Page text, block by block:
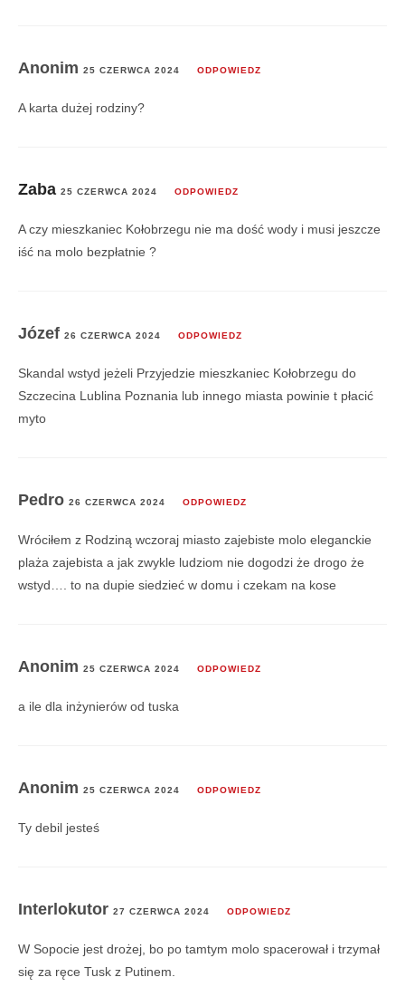
Anonim 25 CZERWCA 2024 ODPOWIEDZ
A karta dużej rodziny?
Zaba 25 CZERWCA 2024 ODPOWIEDZ
A czy mieszkaniec Kołobrzegu nie ma dość wody i musi jeszcze
iść na molo bezpłatnie ?
Józef 26 CZERWCA 2024 ODPOWIEDZ
Skandal wstyd jeżeli Przyjedzie mieszkaniec Kołobrzegu do
Szczecina Lublina Poznania lub innego miasta powinie t płacić
myto
Pedro 26 CZERWCA 2024 ODPOWIEDZ
Wróciłem z Rodziną wczoraj miasto zajebiste molo eleganckie
plaża zajebista a jak zwykle ludziom nie dogodzi że drogo że
wstyd…. to na dupie siedzieć w domu i czekam na kose
Anonim 25 CZERWCA 2024 ODPOWIEDZ
a ile dla inżynierów od tuska
Anonim 25 CZERWCA 2024 ODPOWIEDZ
Ty debil jesteś
Interlokutor 27 CZERWCA 2024 ODPOWIEDZ
W Sopocie jest drożej, bo po tamtym molo spacerował i trzymał
się za ręce Tusk z Putinem.